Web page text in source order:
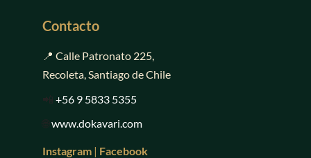
Contacto
📍 Calle Patronato 225,
Recoleta, Santiago de Chile
📲 +56 9 5833 5355
🌐www.dokavari.com
Instagram | Facebook